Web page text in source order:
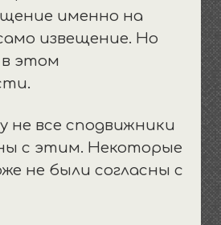
именно на
извещение. Но
в этом
не все сподвижники
с этим. Некоторые
не были согласны с